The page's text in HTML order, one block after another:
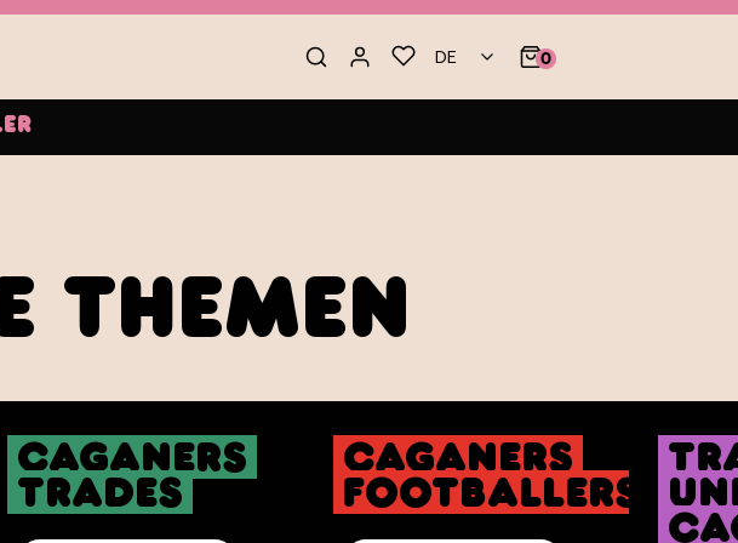
DE 0
Themen
Caganers
Trades
Caganers
Footballers